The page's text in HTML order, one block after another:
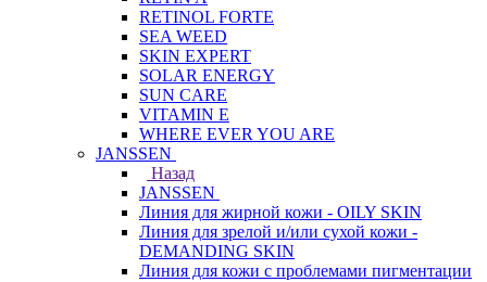
RETINOL FORTE
SEA WEED
SKIN EXPERT
SOLAR ENERGY
SUN CARE
VITAMIN E
WHERE EVER YOU ARE
JANSSEN
Назад
JANSSEN
Линия для жирной кожи - OILY SKIN
Линия для зрелой и/или сухой кожи -
DEMANDING SKIN
Линия для кожи с проблемами пигментации